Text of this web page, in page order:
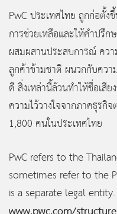
PwC ประเทศไทย ถูกก่อตั้
การช่วยเหลือและให้คำปรึ
ผสมผสานประสบการณ์ คว
ลูกค้าข้ามชาติ ผนวกกับควา
ดี สิ่งเหล่านี้ล้วนทำให้ชื่อเสีย
ความไว้วางใจจากภาคธุร
1,800 คนในประเทศไทย
PwC refers to the
sometimes refer to the
is a separate legal